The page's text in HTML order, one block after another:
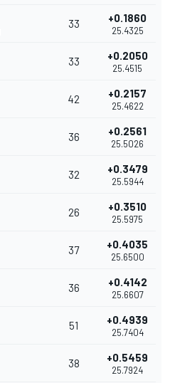
33 +0.1860
25.4325
33 +0.2050
25.4515
42 +0.2157
25.4622
36 +0.2561
25.5026
32 +0.3479
25.5944
26 +0.3510
25.5975
37 +0.4035
25.6500
36 +0.4142
25.6607
51 +0.4939
25.7404
38 +0.5459
25.7924